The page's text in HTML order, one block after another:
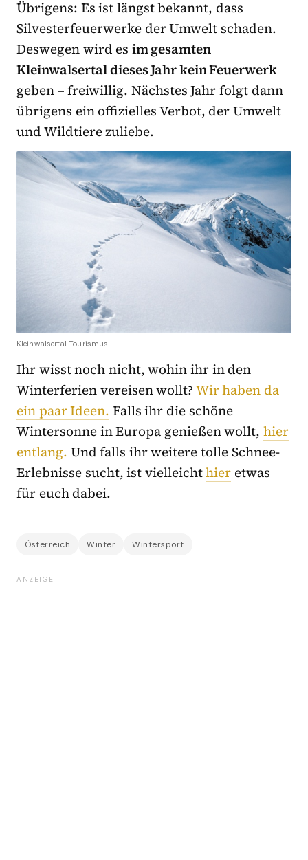
Übrigens: Es ist längst bekannt, dass
Silvesterfeuerwerke der Umwelt schaden.
Deswegen wird es im gesamten
Kleinwalsertal dieses Jahr kein Feuerwerk
geben – freiwillig. Nächstes Jahr folgt dann
übrigens ein offizielles Verbot, der Umwelt
und Wildtiere zuliebe.
Kleinwalsertal Tourismus
Ihr wisst noch nicht, wohin ihr in den
Winterferien vereisen wollt?Wir haben da
ein paar Ideen. Falls ihr die schöne
Wintersonne in Europa genießen wollt,hier
entlang. Und falls ihr weitere tolle Schnee-
Erlebnisse sucht, ist vielleichthier etwas
für euch dabei.
Österreich Winter Wintersport
ANZEIGE